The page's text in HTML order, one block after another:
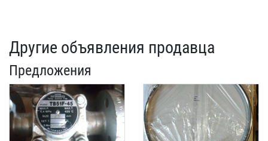
Другие объявления продавца
Предложения